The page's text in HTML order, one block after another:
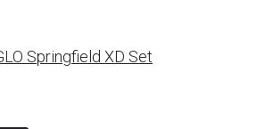
Springfield XD Set